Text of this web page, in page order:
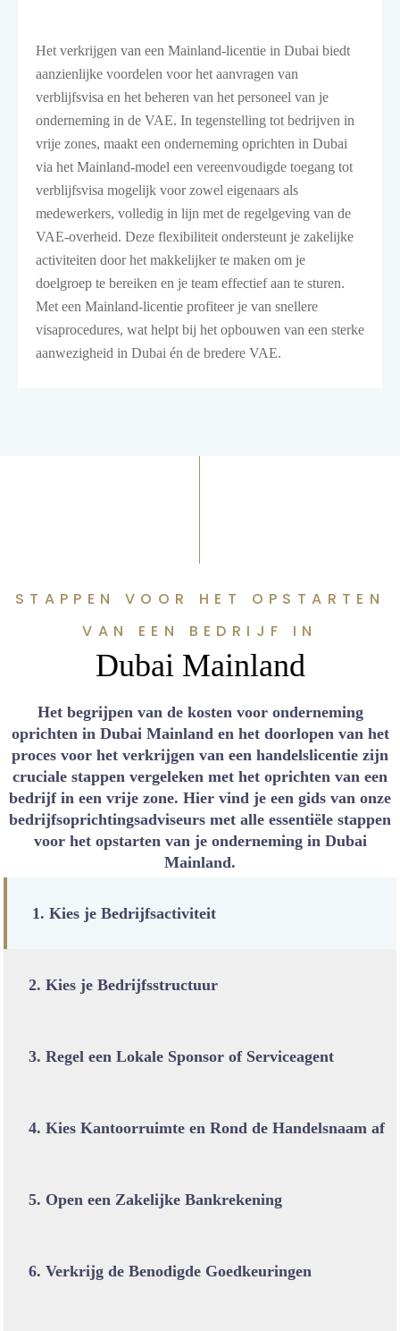
Het verkrijgen van een Mainland-licentie in Dubai biedt
aanzienlijke voordelen voor het aanvragen van
verblijfsvisa en het beheren van het personeel van je
onderneming in de VAE. In tegenstelling tot bedrijven in
vrije zones, maakt een onderneming oprichten in Dubai
via het Mainland-model een vereenvoudigde toegang tot
verblijfsvisa mogelijk voor zowel eigenaars als
medewerkers, volledig in lijn met de regelgeving van de
VAE-overheid. Deze flexibiliteit ondersteunt je zakelijke
activiteiten door het makkelijker te maken om je
doelgroep te bereiken en je team effectief aan te sturen.
Met een Mainland-licentie profiteer je van snellere
visaprocedures, wat helpt bij het opbouwen van een sterke
aanwezigheid in Dubai én de bredere VAE.
STAPPEN VOOR HET OPSTARTEN
VAN EEN BEDRIJF IN
Dubai Mainland
Het begrijpen van de kosten voor onderneming
oprichten in Dubai Mainland en het doorlopen van het
proces voor het verkrijgen van een handelslicentie zijn
cruciale stappen vergeleken met het oprichten van een
bedrijf in een vrije zone. Hier vind je een gids van onze
bedrijfsoprichtingsadviseurs met alle essentiële stappen
voor het opstarten van je onderneming in Dubai
Mainland.
1. Kies je Bedrijfsactiviteit
2. Kies je Bedrijfsstructuur
3. Regel een Lokale Sponsor of Serviceagent
4. Kies Kantoorruimte en Rond de Handelsnaam af
5. Open een Zakelijke Bankrekening
6. Verkrijg de Benodigde Goedkeuringen